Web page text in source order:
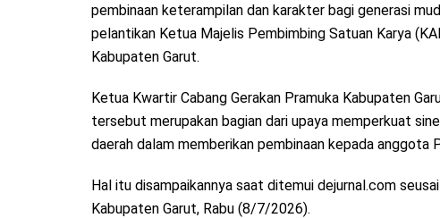
pembinaan keterampilan dan karakter bagi generasi
pelantikan Ketua Majelis Pembimbing Satuan Karya
Kabupaten Garut.
Ketua Kwartir Cabang Gerakan Pramuka Kabupaten
tersebut merupakan bagian dari upaya memperkuat
daerah dalam memberikan pembinaan kepada anggota
Hal itu disampaikannya saat ditemui dejurnal.com
Kabupaten Garut, Rabu (8/7/2026).